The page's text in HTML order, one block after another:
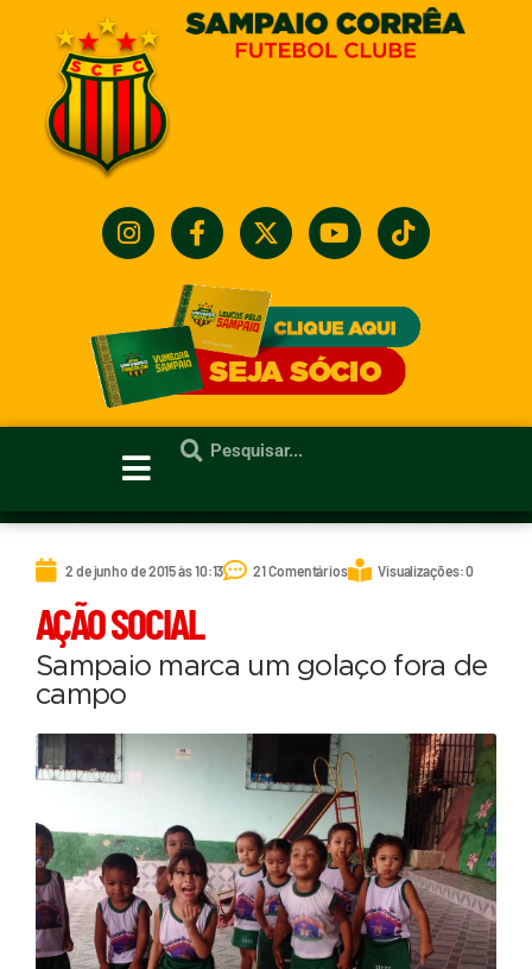
2 de junho de 2015 às 10:13 21 Comentários Visualizações: 0
AÇÃO SOCIAL
Sampaio marca um golaço fora de
campo